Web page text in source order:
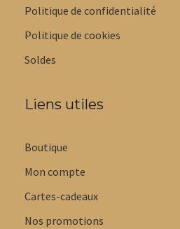
Politique de confidentialité
Politique de cookies
Soldes
Liens utiles
Boutique
Mon compte
Cartes-cadeaux
Nos promotions